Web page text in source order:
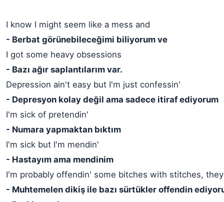
I know I might seem like a mess and
- Berbat görünebileceğimi biliyorum ve
I got some heavy obsessions
- Bazı ağır saplantılarım var.
Depression ain't easy but I'm just confessin'
- Depresyon kolay değil ama sadece itiraf ediyorum
I'm sick of pretendin'
- Numara yapmaktan bıktım
I'm sick but I'm mendin'
- Hastayım ama mendinim
I'm probably offendin' some bitches with stitches,
- Muhtemelen dikiş ile bazı sürtükler offendin